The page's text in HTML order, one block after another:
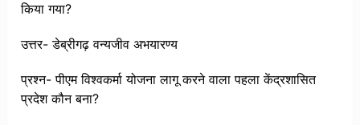
किया गया?
उत्तर- डेब्रीगढ़ वन्यजीव अभयारण्य
प्रश्न- पीएम विश्वकर्मा योजना लागू करने वाला पहला केंद्रशासित
प्रदेश कौन बना?